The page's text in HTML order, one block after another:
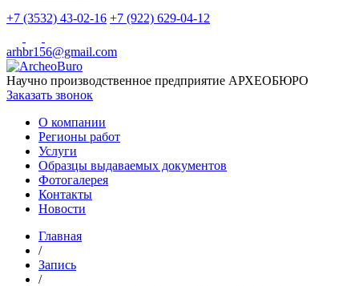
+7 (3532) 43-02-16 +7 (922) 629-04-12
arhbr156@gmail.com
Научно производственное предприятие АРХЕОБЮРО
Заказать звонок
О компании
Регионы работ
Услуги
Образцы выдаваемых документов
Фотогалерея
Контакты
Новости
Главная
/
Запись
/